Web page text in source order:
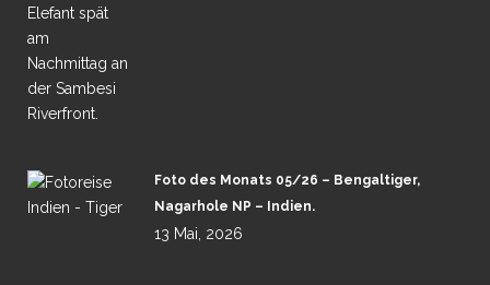
Foto des Monats 05/26 – Bengaltiger,
Nagarhole NP – Indien.
13 Mai, 2026